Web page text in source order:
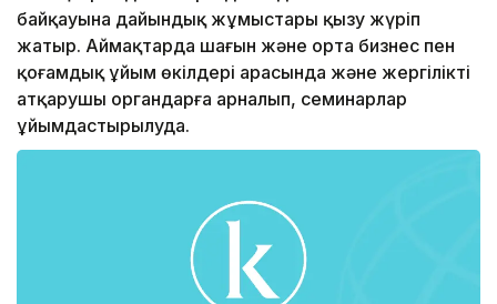
байқауына дайындық жұмыстары қызу жүріп
жатыр. Аймақтарда шағын және орта бизнес пен
қоғамдық ұйым өкілдері арасында және жергілікті
атқарушы органдарға арналып, семинарлар
ұйымдастырылуда.